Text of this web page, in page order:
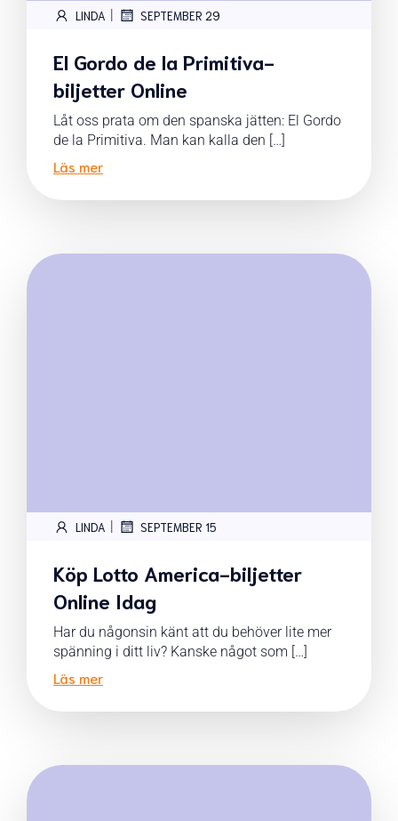
LINDA | SEPTEMBER 29
El Gordo de la Primitiva-
biljetter Online
Låt oss prata om den spanska jätten: El Gordo
de la Primitiva. Man kan kalla den […]
Läs mer
LINDA | SEPTEMBER 15
Köp Lotto America-biljetter
Online Idag
Har du någonsin känt att du behöver lite mer
spänning i ditt liv? Kanske något som […]
Läs mer